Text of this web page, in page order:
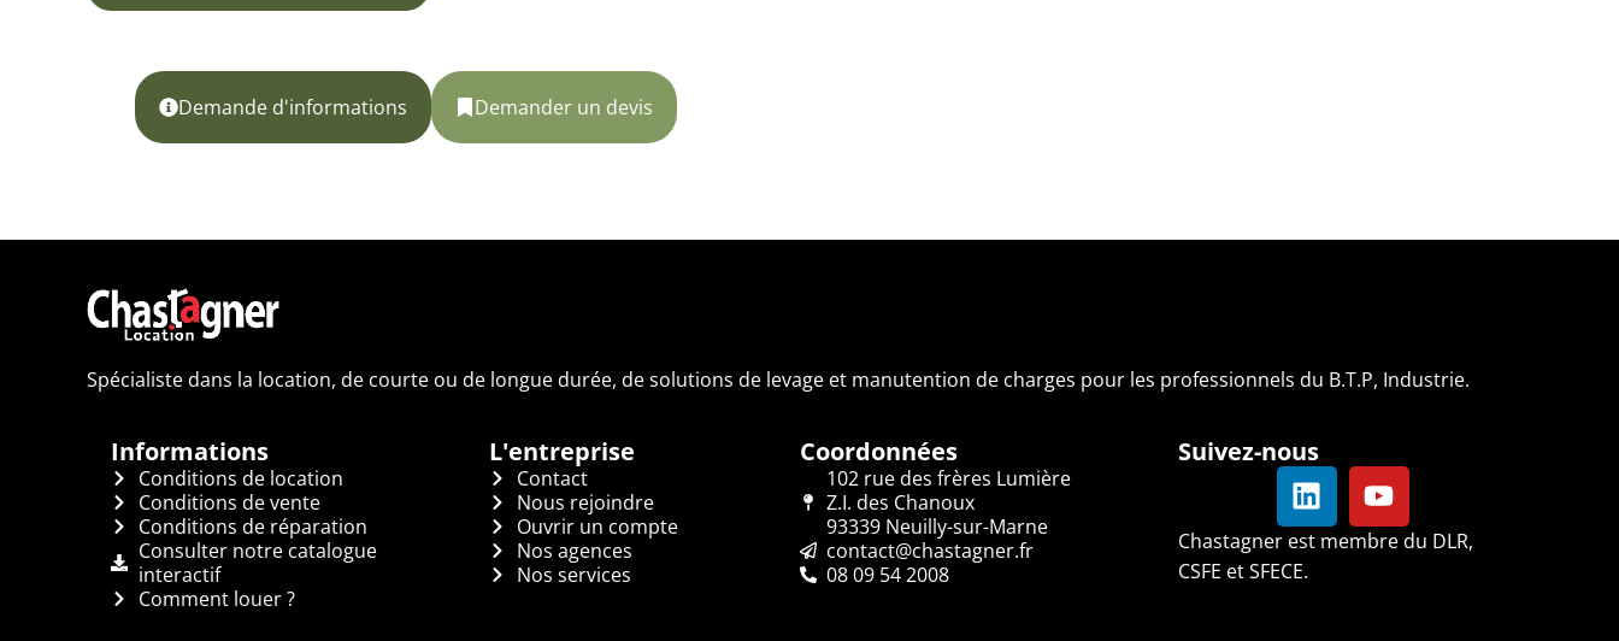
Demande d'informations Demander un devis
Spécialiste dans la location, de courte ou de longue durée, de solutions de levage et manutention de charges pour les professionnels du B.T.P, Industrie.
Informations
Conditions de location
Conditions de vente
Conditions de réparation
Consulter notre catalogue
interactif
Comment louer ?
L'entreprise
Contact
Nous rejoindre
Ouvrir un compte
Nos agences
Nos services
Coordonnées
102 rue des frères Lumière
Z.I. des Chanoux
93339 Neuilly-sur-Marne
contact@chastagner.fr
08 09 54 2008
Suivez-nous
Chastagner est membre du DLR,
CSFE et SFECE.